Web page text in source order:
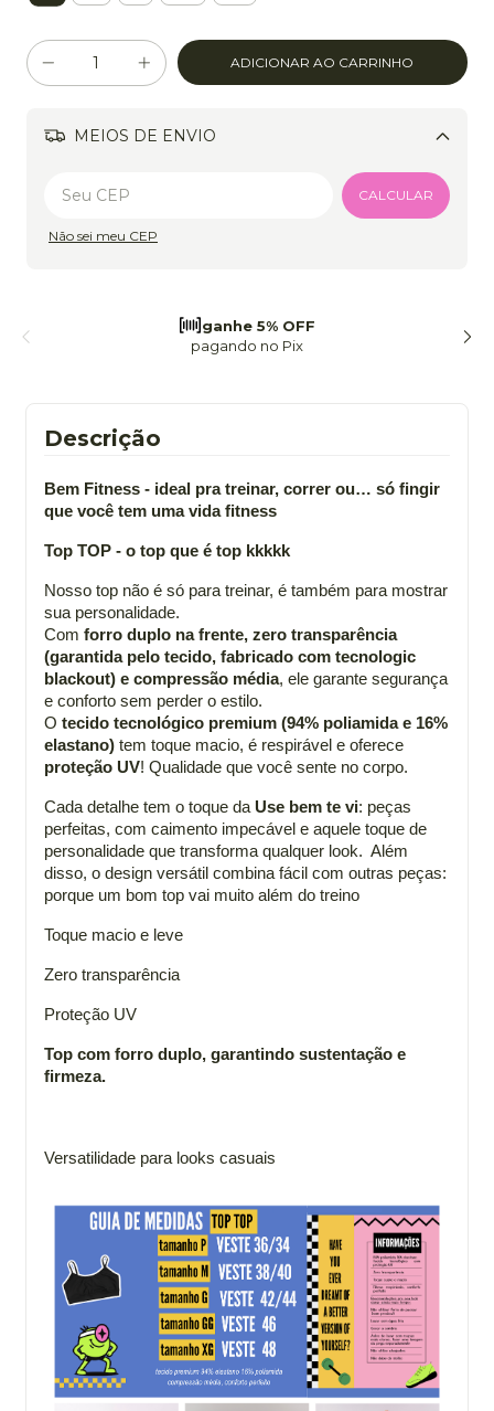
MEIOS DE ENVIO
Alterar CEP
CALCULAR
Não sei meu CEP
frete grátis
a partir de 299
Descrição
Bem Fitness - ideal pra treinar, correr ou… só fingir
que você tem uma vida fitness
Top TOP - o top que é top kkkkk
Nosso top não é só para treinar, é também para mostrar
sua personalidade.
Com forro duplo na frente, zero transparência
(garantida pelo tecido, fabricado com tecnologic
blackout) e compressão média, ele garante segurança
e conforto sem perder o estilo.
O tecido tecnológico premium (94% poliamida e 16%
elastano) tem toque macio, é respirável e oferece
proteção UV! Qualidade que você sente no corpo.
Cada detalhe tem o toque da Use bem te vi: peças
perfeitas, com caimento impecável e aquele toque de
personalidade que transforma qualquer look. Além
disso, o design versátil combina fácil com outras peças:
porque um bom top vai muito além do treino
Toque macio e leve
Zero transparência
Proteção UV
Top com forro duplo, garantindo sustentação e
firmeza.
Versatilidade para looks casuais